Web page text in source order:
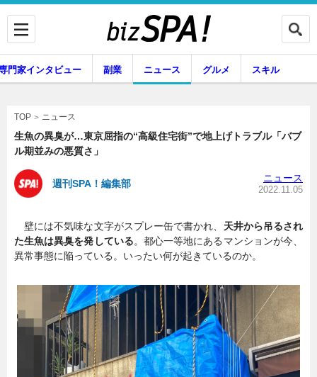
専門家インタビュー
副業 ニュース
グルメ スキル
暮らし エンタメ
門家インタビュー 副業 ニュース グルメ スキル
TOP ニュース
生魚の異臭が…東京屈指の“高級住宅街”で地上げトラブル「バブ
ル期並みの悪質さ」
週刊SPA！編集部 ニュース
2022.11.05
壁には不気味な文字がスプレー缶で書かれ、 天井から吊るされ
た生魚は異臭を発している。都心一等地にあるマンションが今、
異常事態に陥っている。いったい何が起きているのか。